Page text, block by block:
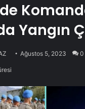
Yangın
Ağustos 5, 2023 0